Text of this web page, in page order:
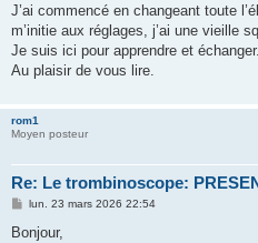
J’ai commencé en changeant toute
m’initie aux réglages, j’ai une vieille
Je suis ici pour apprendre et échanger.
Au plaisir de vous lire.
rom1
Moyen posteur
Re: Le trombinoscope:
M
s
lun. 23 mars 2026 22:54
Bonjour,